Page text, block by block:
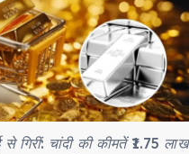
गिरीं: चांदी की कीमतें ₹1.75 लाख